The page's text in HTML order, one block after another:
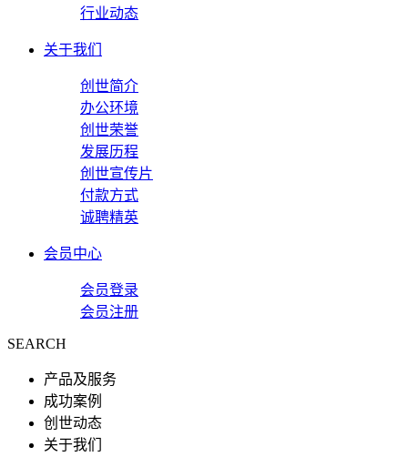
行业动态
关于我们
创世简介
办公环境
创世荣誉
发展历程
创世宣传片
付款方式
诚聘精英
会员中心
会员登录
会员注册
SEARCH
产品及服务
成功案例
创世动态
关于我们